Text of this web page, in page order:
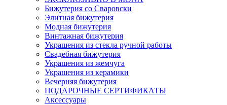
Бижутерия со Сваровски
Элитная бижутерия
Модная бижутерия
Винтажная бижутерия
Украшения из стекла ручной работы
Свадебная бижутерия
Украшения из жемчуга
Украшения из керамики
Вечерняя бижутерия
ПОДАРОЧНЫЕ СЕРТИФИКАТЫ
Аксессуары